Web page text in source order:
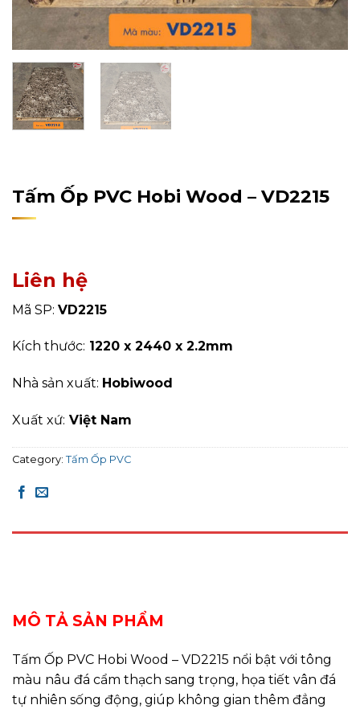
Tấm Ốp PVC Hobi Wood – VD2215
Liên hệ
Mã SP: VD2215
Kích thước: 1220 x 2440 x 2.2mm
Nhà sản xuất: Hobiwood
Xuất xứ: Việt Nam
Category: Tấm Ốp PVC
MÔ TẢ SẢN PHẨM
Tấm Ốp PVC Hobi Wood – VD2215 nổi bật với tông
màu nâu đá cẩm thạch sang trọng, họa tiết vân đá
tự nhiên sống động, giúp không gian thêm đẳng